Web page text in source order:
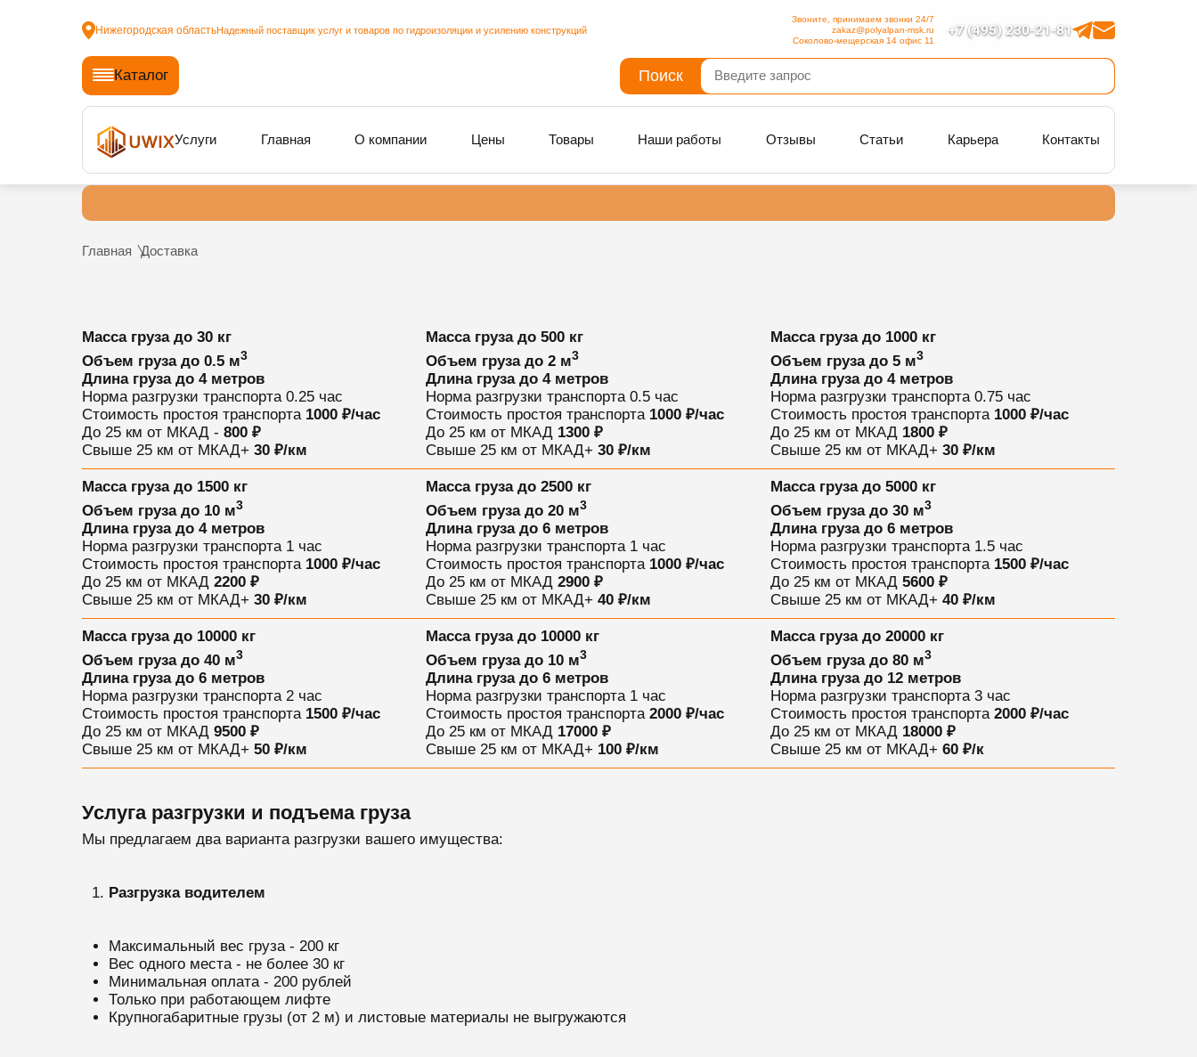
Нижегородская областьНадежный поставщик услуг и товаров по гидроизоляции и усилению конструкций +7 (495) 230-21-81
Звоните, принимаем звонки 24/7
zakaz@polyalpan-msk.ru
Соколово-мещерская 14 офис 11
Каталог Поиск
Услуги Главная О компании Цены Товары Наши работы Отзывы Статьи Карьера Контакты
Главная Доставка
Масса груза до 30 кг
Объем груза до 0.5 м3
Длина груза до 4 метров
Норма разгрузки транспорта 0.25 час
Стоимость простоя транспорта 1000 ₽/час
До 25 км от МКАД - 800 ₽
Свыше 25 км от МКАД+ 30 ₽/км
Масса груза до 500 кг
Объем груза до 2 м3
Длина груза до 4 метров
Норма разгрузки транспорта 0.5 час
Стоимость простоя транспорта 1000 ₽/час
До 25 км от МКАД 1300 ₽
Свыше 25 км от МКАД+ 30 ₽/км
Масса груза до 1000 кг
Объем груза до 5 м3
Длина груза до 4 метров
Норма разгрузки транспорта 0.75 час
Стоимость простоя транспорта 1000 ₽/час
До 25 км от МКАД 1800 ₽
Свыше 25 км от МКАД+ 30 ₽/км
Масса груза до 1500 кг
Объем груза до 10 м3
Длина груза до 4 метров
Норма разгрузки транспорта 1 час
Стоимость простоя транспорта 1000 ₽/час
До 25 км от МКАД 2200 ₽
Свыше 25 км от МКАД+ 30 ₽/км
Масса груза до 2500 кг
Объем груза до 20 м3
Длина груза до 6 метров
Норма разгрузки транспорта 1 час
Стоимость простоя транспорта 1000 ₽/час
До 25 км от МКАД 2900 ₽
Свыше 25 км от МКАД+ 40 ₽/км
Масса груза до 5000 кг
Объем груза до 30 м3
Длина груза до 6 метров
Норма разгрузки транспорта 1.5 час
Стоимость простоя транспорта 1500 ₽/час
До 25 км от МКАД 5600 ₽
Свыше 25 км от МКАД+ 40 ₽/км
Масса груза до 10000 кг
Объем груза до 40 м3
Длина груза до 6 метров
Норма разгрузки транспорта 2 час
Стоимость простоя транспорта 1500 ₽/час
До 25 км от МКАД 9500 ₽
Свыше 25 км от МКАД+ 50 ₽/км
Масса груза до 10000 кг
Объем груза до 10 м3
Длина груза до 6 метров
Норма разгрузки транспорта 1 час
Стоимость простоя транспорта 2000 ₽/час
До 25 км от МКАД 17000 ₽
Свыше 25 км от МКАД+ 100 ₽/км
Масса груза до 20000 кг
Объем груза до 80 м3
Длина груза до 12 метров
Норма разгрузки транспорта 3 час
Стоимость простоя транспорта 2000 ₽/час
До 25 км от МКАД 18000 ₽
Свыше 25 км от МКАД+ 60 ₽/к
Услуга разгрузки и подъема груза
Мы предлагаем два варианта разгрузки вашего имущества:
Разгрузка водителем
Максимальный вес груза - 200 кг
Вес одного места - не более 30 кг
Минимальная оплата - 200 рублей
Только при работающем лифте
Крупногабаритные грузы (от 2 м) и листовые материалы не выгружаются